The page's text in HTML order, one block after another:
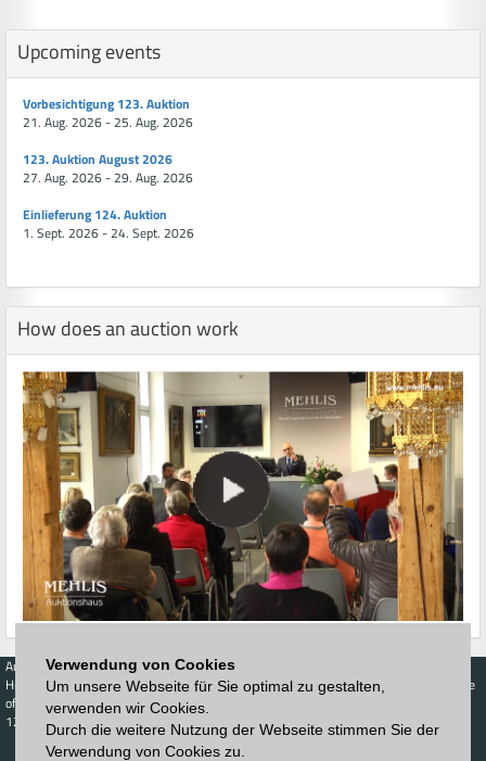
Verwendung von Cookies
Um unsere Webseite für Sie optimal zu gestalten,
verwenden wir Cookies.
Durch die weitere Nutzung der Webseite stimmen Sie der
Verwendung von Cookies zu.
Upcoming events
Vorbesichtigung 123. Auktion
21. Aug. 2026 - 25. Aug. 2026
123. Auktion August 2026
27. Aug. 2026 - 29. Aug. 2026
Einlieferung 124. Auktion
1. Sept. 2026 - 24. Sept. 2026
How does an auction work
Auctions
Highest acceptance
of bids
123. Auktion
Schedule
Buy
Live-Auction
Calendar
Highest acceptance
Auction house